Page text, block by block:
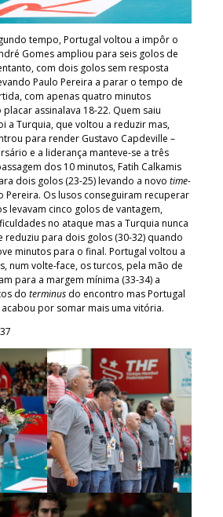
tempo, Portugal voltou a impôr o
Gomes ampliou para seis golos de
com dois golos sem resposta
Paulo Pereira a parar o tempo de
com apenas quatro minutos
assinalava 18-22. Quem saiu
a Turquia, que voltou a reduzir mas,
para render Gustavo Capdeville –
e a liderança manteve-se a três
dos 10 minutos, Fatih Calkamis
dois golos (23-25) levando a novo time-
Os lusos conseguiram recuperar
levavam cinco golos de vantagem,
no ataque mas a Turquia nunca
reduziu para dois golos (30-32) quando
minutos para o final. Portugal voltou a
num volte-face, os turcos, pela mão de
para a margem mínima (33-34) a
do terminus do encontro mas Portugal
por somar mais uma vitória.